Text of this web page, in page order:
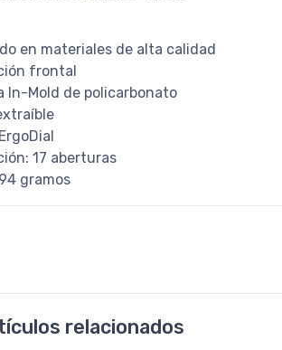
en materiales de alta calidad
frontal
In-Mold de policarbonato
17 aberturas
gramos
relacionados